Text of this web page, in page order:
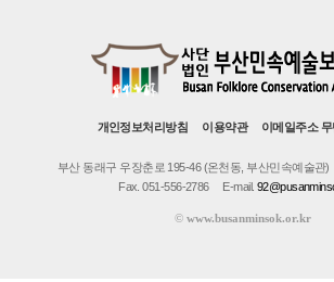
개인정보처리방침 이용약관 이메일주소
부산 동래구 우장춘로 195-46 (온천동, 부산민속예술관)
Fax. 051-556-2786
E-mail.
© www.busanminsok.or.kr